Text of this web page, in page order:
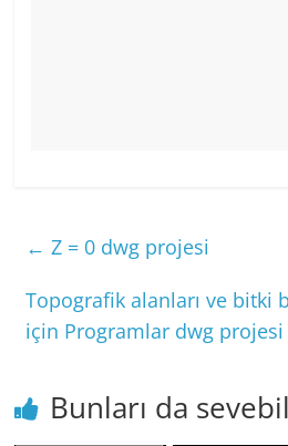
← Z = 0 dwg projesi
Topografik alanları ve bitki
için Programlar dwg projesi
Bunları da